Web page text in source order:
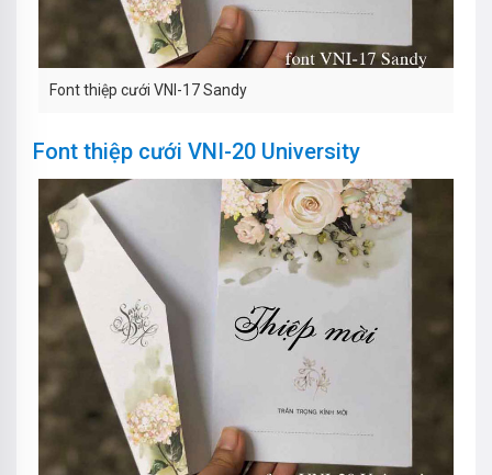
Font thiệp cưới VNI-17 Sandy
Font thiệp cưới VNI-20 University